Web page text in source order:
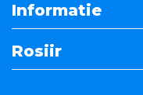
Informatie
Rosiir